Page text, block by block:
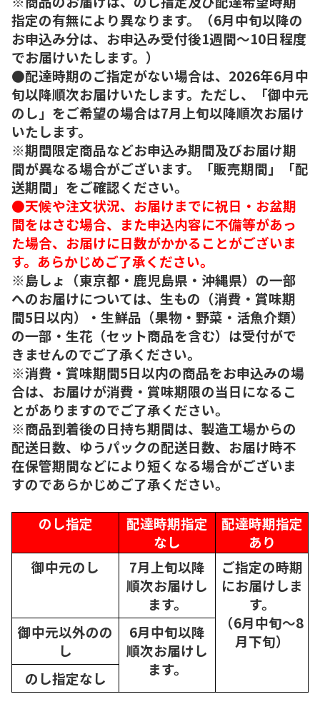
指定の有無により異なります。（6月中旬以降の
お申込み分は、お申込み受付後1週間～10日程度
でお届けいたします。）
●配達時期のご指定がない場合は、2026年6月中
旬以降順次お届けいたします。ただし、「御中元
のし」をご希望の場合は7月上旬以降順次お届け
いたします。
※期間限定商品などお申込み期間及びお届け期
間が異なる場合がございます。「販売期間」「配
送期間」をご確認ください。
●天候や注文状況、お届けまでに祝日・お盆期
間をはさむ場合、また申込内容に不備等があっ
た場合、お届けに日数がかかることがございま
す。あらかじめご了承ください。
※島しょ（東京都・鹿児島県・沖縄県）の一部
へのお届けについては、生もの（消費・賞味期
間5日以内）・生鮮品（果物・野菜・活魚介類）
の一部・生花（セット商品を含む）は受付がで
きませんのでご了承ください。
※消費・賞味期間5日以内の商品をお申込みの場
合は、お届けが消費・賞味期限の当日になるこ
とがありますのでご了承ください。
※商品到着後の日持ち期間は、製造工場からの
配送日数、ゆうパックの配送日数、お届け時不
在保管期間などにより短くなる場合がございま
すのであらかじめご了承ください。
のし指定
配達時期指定
なし
配達時期指定
あり
御中元のし
7月上旬以降
順次お届けし
ます。
ご指定の時期
にお届けしま
す。
（6月中旬～8
月下旬）
御中元以外のの
し
6月中旬以降
順次お届けし
ます。
のし指定なし